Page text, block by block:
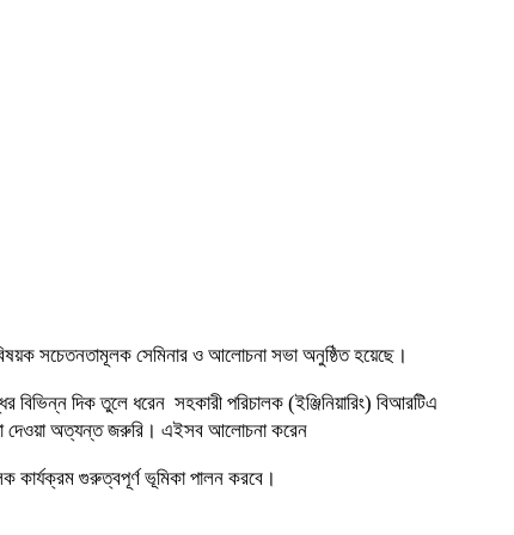
বিষয়ক সচেতনতামূলক সেমিনার ও আলোচনা সভা অনুষ্ঠিত হয়েছে।
বিভিন্ন দিক তুলে ধরেন সহকারী পরিচালক (ইঞ্জিনিয়ারিং) বিআরটিএ
দেওয়া অত্যন্ত জরুরি। এইসব আলোচনা করেন
কার্যক্রম গুরুত্বপূর্ণ ভূমিকা পালন করবে।